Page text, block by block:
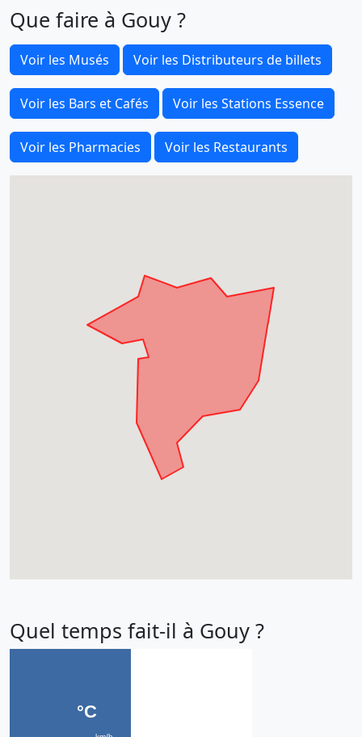
Que faire à Gouy ?
Voir les Musés Voir les Distributeurs de billets
Voir les Bars et Cafés Voir les Stations Essence
Voir les Pharmacies Voir les Restaurants
Quel temps fait-il à Gouy ?